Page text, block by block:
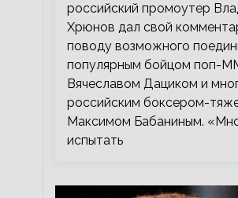
российский промоутер
Хрюнов дал свой
поводу возможного
популярным бойцом поп-
Вячеславом Дациком и
российским боксером-
Максимом Бабаниным.
испытать